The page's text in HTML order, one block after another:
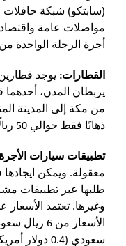
(سابتكو) شبكة حافلات
مواصلات عامة
أجرة الرحلة الواحدة من 1 ريال سعودي (0.3 دولار أمريكي).
القطارات: يوجد
يربطان المدن، أحدهما
من مكة إلى المدينة
ذهابًا فقط حوالي 50 ريالًا سعوديًا (13 دولارًا أمريكيًا).
تطبيقات سيارات
معقولة. ويمكن
طلبها عبر تطبيقات
وغيرها. تعتمد الأسعار
سعودي (0.4 دولار أمريكي) لكل كيلومتر.